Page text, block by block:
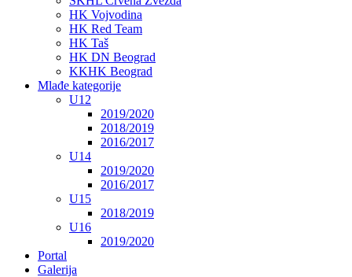
HK Vojvodina
HK Red Team
HK Taš
HK DN Beograd
KKHK Beograd
Mlađe kategorije
U12
2019/2020
2018/2019
2016/2017
U14
2019/2020
2016/2017
U15
2018/2019
U16
2019/2020
Portal
Galerija